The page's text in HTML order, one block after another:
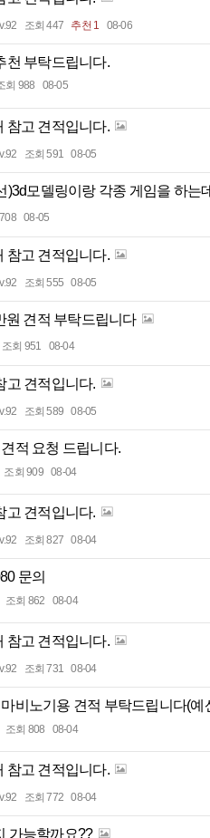
조회 447 추천 1 08-06
천 부탁드립니다.
회 988 08-05
참고 견적입니다.
조회 591 08-05
)3d모델링이랑 각종 게임을 하는
08-05
참고 견적입니다.
조회 555 08-05
원 견적 부탁드립니다
조회 951 08-04
고 견적입니다.
조회 589 08-05
견적 요청 드립니다.
조회 909 08-04
고 견적입니다.
조회 827 08-04
문의
조회 862 08-04
참고 견적입니다.
조회 731 08-04
비노기용 견적 부탁드립니다(예
조회 808 08-04
참고 견적입니다.
조회 772 08-04
가능할까요??